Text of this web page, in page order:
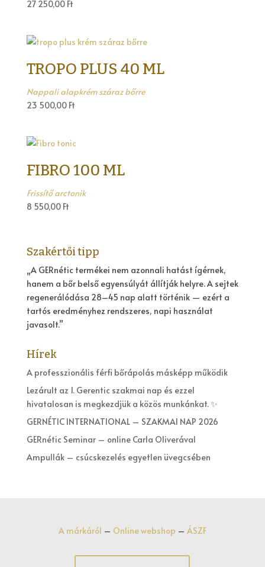
27 250,00 Ft
TROPO PLUS 40 ML
Nappali alapkrém száraz bőrre
23 500,00 Ft
FIBRO 100 ML
Frissítő arctonik
8 550,00 Ft
Szakértői tipp
„A GERnétic termékei nem azonnali hatást ígérnek,
hanem a bőr belső egyensúlyát állítják helyre. A sejtek
regenerálódása 28–45 nap alatt történik — ezért a
tartós eredményhez rendszeres, napi használat
javasolt.”
Hírek
A professzionális férfi bőrápolás másképp működik
Lezárult az 1. Gerentic szakmai nap és ezzel
hivatalosan is megkezdjük a közös munkánkat. ✨
GERNÉTIC INTERNATIONAL – SZAKMAI NAP 2026
GERnétic Seminar – online Carla Oliverával
Ampullák – csúcskezelés egyetlen üvegcsében
A márkáról – Online webshop – ÁSZF